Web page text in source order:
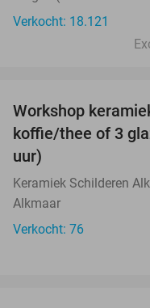
Verkocht: 18.121
Workshop
koffie/thee of 3
uur)
Keramiek Schilderen
Alkmaar
Verkocht: 76